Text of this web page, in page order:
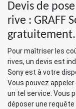
Devis de
rive : GRAFF
gratuitement.
Pour maîtriser les
rives, un devis est
Sony est à votre
Vous pouvez
un tel service. Vous
déposer une requête